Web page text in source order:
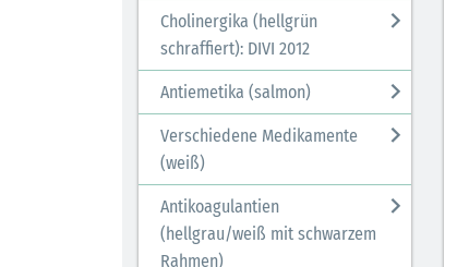
Cholinergika (hellgrün
schraffiert): DIVI 2012
Antiemetika (salmon)
Verschiedene Medikamente
(weiß)
Antikoagulantien
(hellgrau/weiß mit schwarzem
Rahmen)